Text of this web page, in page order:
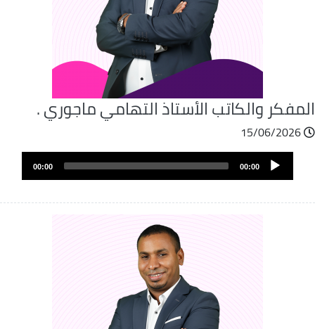
والكاتب الأستاذ التهامي ماجوري .
15/06/2026
Audio
Player
00:00
00:00